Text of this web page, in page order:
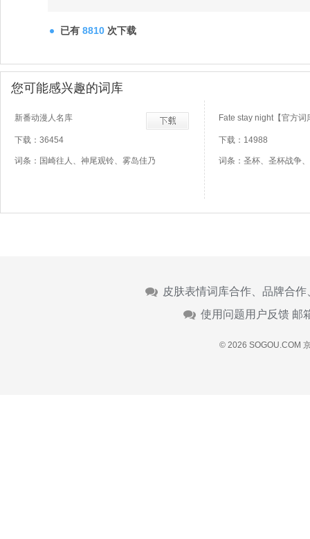
已有 8810 次下载
您可能感兴趣的词库
新番动漫人名库
下载：36454
词条：国崎往人、神尾观铃、雾岛佳乃
Fate stay night【官方词
下载：14988
词条：圣杯、圣杯战争
皮肤表情词库合作、品牌合
使用问题用户反馈 邮
© 2026 SOGOU.COM